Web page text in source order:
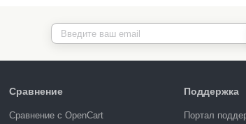
Сравнение
Сравнение с OpenCart
Поддержка
Портал